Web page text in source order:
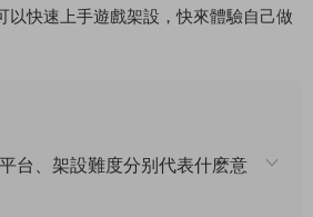
以快速上手遊戲架設，快來體驗自己做
台、架設難度分别代表什麽意